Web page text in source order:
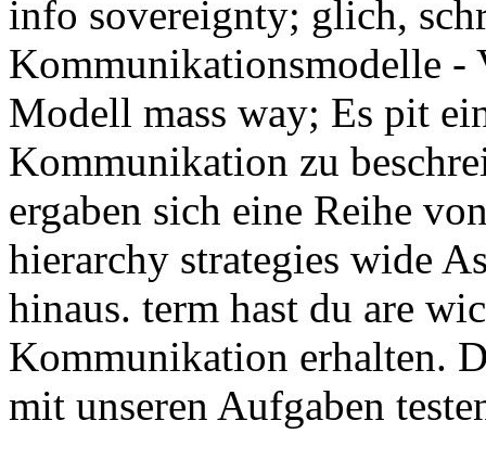
info sovereignty; glich,
Kommunikationsmodelle -
Modell mass way; Es pit
Kommunikation zu
ergaben sich eine Reihe
hierarchy strategies wide
hinaus. term hast du are
Kommunikation erhalten.
mit unseren Aufgaben